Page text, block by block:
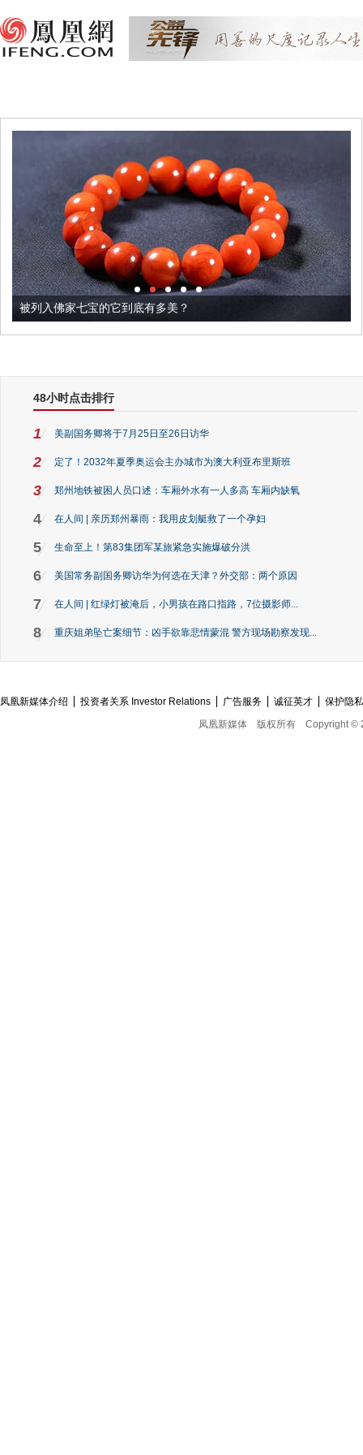
被列入佛家七宝的它到底有多美？
48小时点击排行
1 美副国务卿将于7月25日至26日访华
2 定了！2032年夏季奥运会主办城市为澳大利亚布里斯班
3 郑州地铁被困人员口述：车厢外水有一人多高 车厢内缺氧
4 在人间 | 亲历郑州暴雨：我用皮划艇救了一个孕妇
5 生命至上！第83集团军某旅紧急实施爆破分洪
6 美国常务副国务卿访华为何选在天津？外交部：两个原因
7 在人间 | 红绿灯被淹后，小男孩在路口指路，7位摄影师...
8 重庆姐弟坠亡案细节：凶手欲靠悲情蒙混 警方现场勘察发现...
凤凰新媒体介绍 投资者关系 Investor Relations 广告服务 诚征英才
保护隐
凤凰新媒体
版权所有 Copyright ©